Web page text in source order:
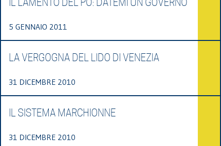
IL LAMENTO DEL PO: DATEMI UN GOVERNO
5 GENNAIO 2011
LA VERGOGNA DEL LIDO DI VENEZIA
31 DICEMBRE 2010
IL SISTEMA MARCHIONNE
31 DICEMBRE 2010